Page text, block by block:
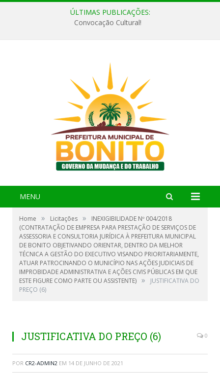
ÚLTIMAS PUBLICAÇÕES:
Convocação Cultural!
MENU
Home » Licitações »
INEXIGIBILIDADE Nº 004/2018
(CONTRATAÇÃO DE EMPRESA PARA PRESTAÇÃO DE SERVIÇOS DE
ASSESSORIA E CONSULTORIA JURÍDICA À PREFEITURA MUNICIPAL
DE BONITO OBJETIVANDO ORIENTAR, DENTRO DA MELHOR
TÉCNICA A GESTÃO DO EXECUTIVO VISANDO PRIORITARIAMENTE,
ATUAR PATROCINANDO O MUNICÍPIO NAS AÇÕES JUDICIAIS DE
IMPROBIDADE ADMINISTRATIVA E AÇÕES CIVIS PÚBLICAS EM QUE
ESTE FIGURE COMO PARTE OU ASSISTENTE) »
JUSTIFICATIVA DO
PREÇO (6)
JUSTIFICATIVA DO PREÇO (6) 0
POR CR2-ADMIN2 EM 14 DE JUNHO DE 2021